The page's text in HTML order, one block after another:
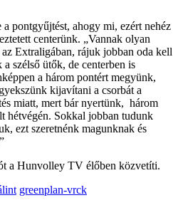
pontgyűjtést, ahogy mi, ezért nehéz
centerünk. „Vannak olyan
Extraligában, rájuk jobban oda kell
szélső ütők, de centerben is
a három pontért megyünk,
kijavítani a csorbát a
miatt, mert bár nyertünk, három
hétvégén. Sokkal jobban tudunk
ezt szeretnénk magunknak és
a Hunvolley TV élőben közvetíti.
greenplan-vrck